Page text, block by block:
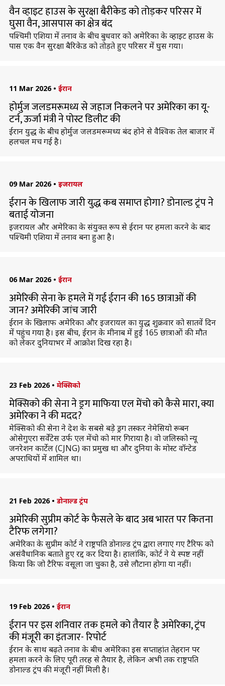
वैन व्हाइट हाउस के सुरक्षा बैरीकेड को तोड़कर परिसर में
घुसा वैन, आसपास का क्षेत्र बंद
पश्चिमी एशिया में तनाव के बीच बुधवार को अमेरिका के व्हाइट हाउस के
पास एक वैन सुरक्षा बैरिकेड को तोड़ते हुए परिसर में घुस गया।
11 Mar 2026 • ईरान
होर्मुज जलडमरूमध्य से जहाज निकलने पर अमेरिका का यू-
टर्न, ऊर्जा मंत्री ने पोस्ट डिलीट की
ईरान युद्ध के बीच होर्मुज जलडमरूमध्य बंद होने से वैश्विक तेल बाजार में
हलचल मच गई है।
09 Mar 2026 • इजरायल
ईरान के खिलाफ जारी युद्ध कब समाप्त होगा? डोनाल्ड ट्रंप ने
बताई योजना
इजरायल और अमेरिका के संयुक्त रूप से ईरान पर हमला करने के बाद
पश्चिमी एशिया में तनाव बना हुआ है।
06 Mar 2026 • ईरान
अमेरिकी सेना के हमले में गई ईरान की 165 छात्राओं की
जान? अमेरिकी जांच जारी
ईरान के खिलाफ अमेरिका और इजरायल का युद्ध शुक्रवार को सातवें दिन
में पहुंच गया है। इस बीच, ईरान के मीनाब में हुई 165 छात्राओं की मौत
को लेकर दुनियाभर में आक्रोश दिख रहा है।
23 Feb 2026 • मेक्सिको
मेक्सिको की सेना ने ड्रग माफिया एल मेंचो को कैसे मारा, क्या
अमेरिका ने की मदद?
मेक्सिको की सेना ने देश के सबसे बड़े ड्रग तस्कर नेमेसियो रूबन
ओसेगुएरा सर्वेंटेस उर्फ एल मेंचो को मार गिराया है। वो जलिस्को न्यू
जनरेशन कार्टेल (CJNG) का प्रमुख था और दुनिया के मोस्ट वॉन्टेड
अपराधियों में शामिल था।
21 Feb 2026 • डोनाल्ड ट्रंप
अमेरिकी सुप्रीम कोर्ट के फैसले के बाद अब भारत पर कितना
टैरिफ लगेगा?
अमेरिका के सुप्रीम कोर्ट ने राष्ट्रपति डोनाल्ड ट्रंप द्वारा लगाए गए टैरिफ को
असंवैधानिक बताते हुए रद्द कर दिया है। हालांकि, कोर्ट ने ये स्पष्ट नहीं
किया कि जो टैरिफ वसूला जा चुका है, उसे लौटाना होगा या नहीं।
19 Feb 2026 • ईरान
ईरान पर इस शनिवार तक हमले को तैयार है अमेरिका, ट्रंप
की मंजूरी का इंतजार- रिपोर्ट
ईरान के साथ बढ़ते तनाव के बीच अमेरिका इस सप्ताहांत तेहरान पर
हमला करने के लिए पूरी तरह से तैयार है, लेकिन अभी तक राष्ट्रपति
डोनाल्ड ट्रंप की मंजूरी नहीं मिली है।